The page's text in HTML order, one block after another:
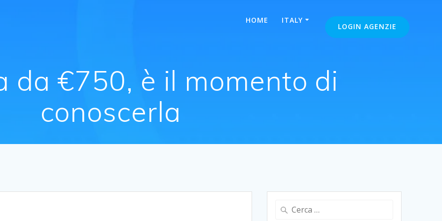
HOME ITALY
LOGIN AGENZIE
da €750, è il momento di
conoscerla
Ricerca
per: